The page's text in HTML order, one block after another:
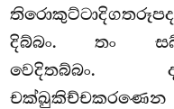
දිබ්බං. තං
වෙදිතබ්බං.